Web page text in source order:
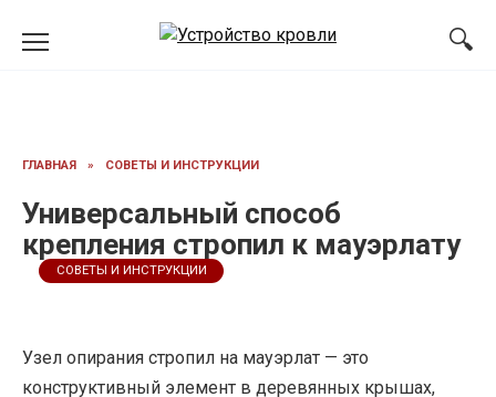
ГЛАВНАЯ » СОВЕТЫ И ИНСТРУКЦИИ
Универсальный способ
крепления стропил к мауэрлату
СОВЕТЫ И ИНСТРУКЦИИ
Узел опирания стропил на мауэрлат — это
конструктивный элемент в деревянных крышах,